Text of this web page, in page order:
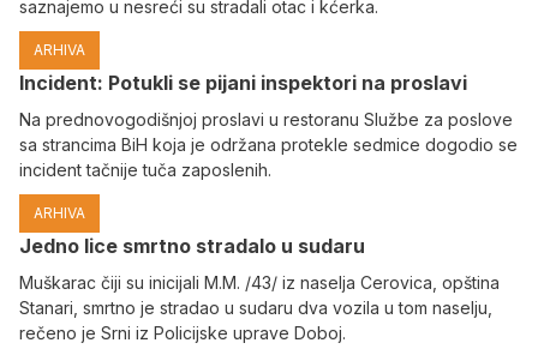
saznajemo u nesreći su stradali otac i kćerka.
ARHIVA
Incident: Potukli se pijani inspektori na proslavi
Na prednovogodišnjoj proslavi u restoranu Službe za poslove
sa strancima BiH koja je održana protekle sedmice dogodio se
incident tačnije tuča zaposlenih.
ARHIVA
Јedno lice smrtno stradalo u sudaru
Muškarac čiji su inicijali M.M. /43/ iz naselja Cerovica, opština
Stanari, smrtno je stradao u sudaru dva vozila u tom naselju,
rečeno je Srni iz Policijske uprave Doboj.